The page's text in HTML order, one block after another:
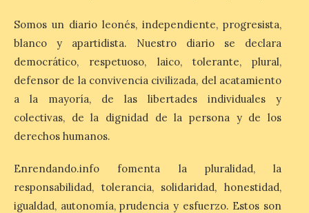
La retinopatía solar puede
visión central, manchas en
el campo visual y
alteraciones en la
percepción de formas y colores. El
especialista en Oftalmología del Hospital
San Juan de Dios de León, Dr. Mahave
Ruiz, advierte de […]
La décimo séptima
fotografía León de…viaje
nos llega desde la
Somos un diario leonés, independiente, progresista,
blanco y apartidista. Nuestro diario se declara
democrático, respetuoso, laico, tolerante, plural,
defensor de la convivencia civilizada, del acatamiento
a la mayoría, de las libertades individuales y
colectivas, de la dignidad de la persona y de los
derechos humanos.
Enrendando.info fomenta la pluralidad, la
responsabilidad, tolerancia, solidaridad, honestidad,
igualdad, autonomía, prudencia y esfuerzo. Estos son